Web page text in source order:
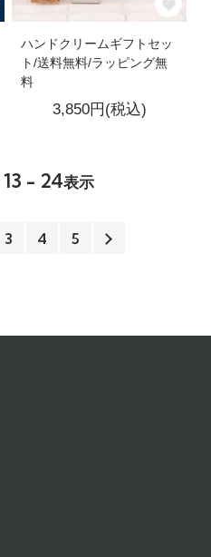
ハンドクリームギフトセッ
ト/送料無料/ラッピング無
料
3,850円(税込)
13 - 24表示
3 4 5